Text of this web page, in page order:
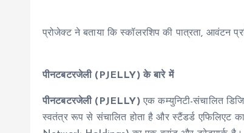
प्रोजेक्ट ने बताया कि स्कॉलरशिप की पात्रता, आवंटन
पीनटबटरजेली (PJELLY) के बारे में
पीनटबटरजेली (PJELLY)एक कम्युनिटी-संचालित
स्वतंत्र रूप से संचालित होता है और स्टैंडर्ड एफिलिएट